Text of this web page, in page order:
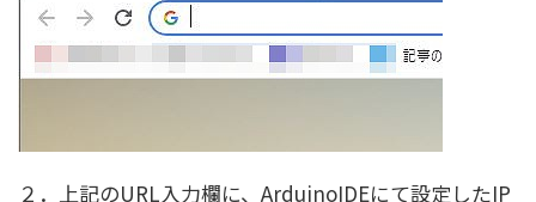
２．上記のURL入力欄に、ArduinoIDEにて設定したIP